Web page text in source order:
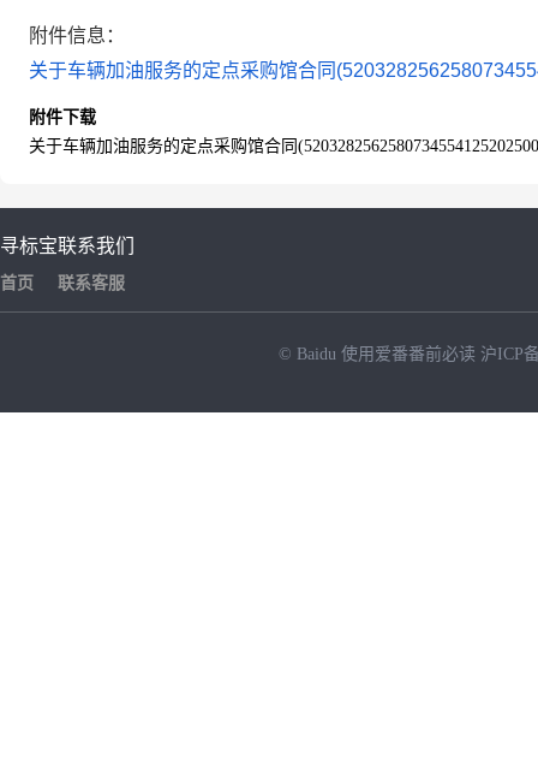
附件信息：
关于车辆加油服务的定点采购馆合同
附件下载
关于车辆加油服务的定点采购馆合同
寻标宝
首页
联系我们
联系客服
© Baidu 使用爱番番前必读 沪ICP